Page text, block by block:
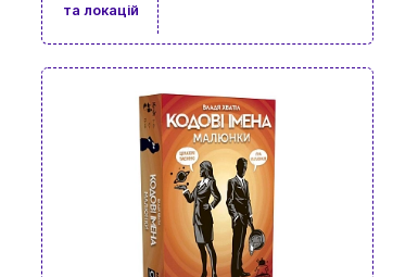
та локацій